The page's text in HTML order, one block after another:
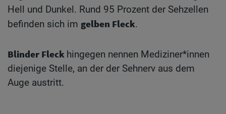
Hell und Dunkel. Rund 95 Prozent der Sehzellen
befinden sich im gelben Fleck.
Blinder Fleck hingegen nennen Mediziner*innen
diejenige Stelle, an der der Sehnerv aus dem
Auge austritt.